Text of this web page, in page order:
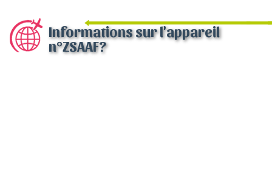
Informations sur l'appareil
n°ZSAAF?